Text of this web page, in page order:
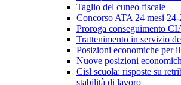
Taglio del cuneo fiscale
Concorso ATA 24 mesi 24-
Proroga conseguimento
Trattenimento in servizio
Posizioni economiche per
Nuove posizioni
Cisl scuola: risposte su
stabilità di lavoro